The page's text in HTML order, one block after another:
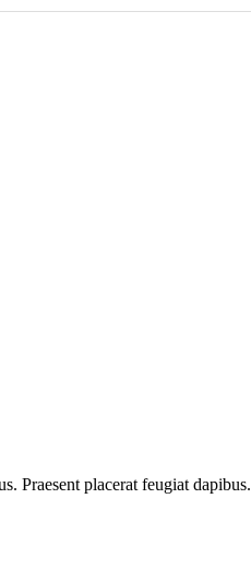
Praesent placerat feugiat dapibus.